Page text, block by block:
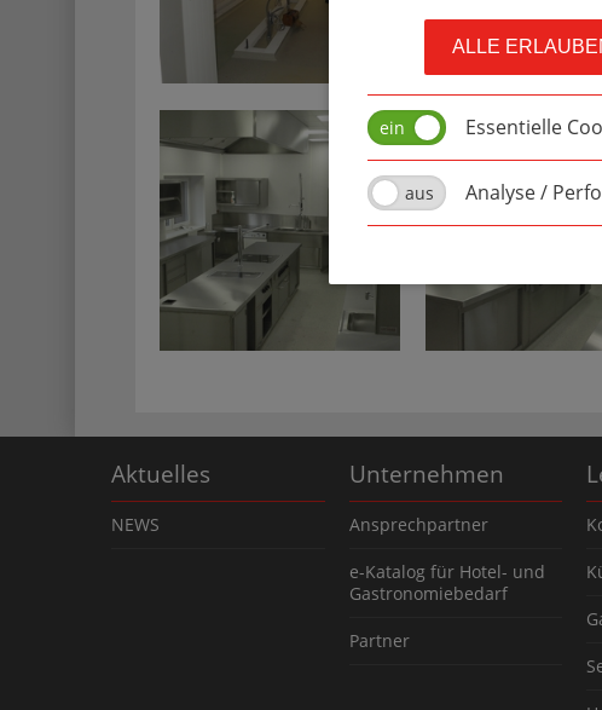
Aktuelles
NEWS
Unternehmen
Ansprechpartner
e-Katalog für Hotel- und
Gastronomiebedarf
Partner
ALLE
Essentielle
Analyse /